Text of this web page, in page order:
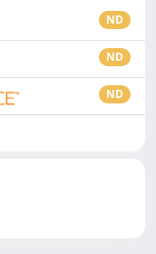
ND
ND
ND